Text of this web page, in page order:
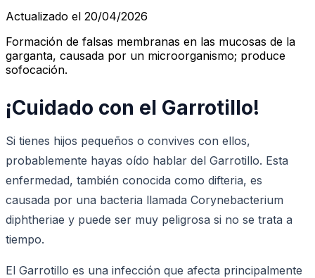
Actualizado el 20/04/2026
Formación de falsas membranas en las mucosas de la
garganta, causada por un microorganismo; produce
sofocación.
¡Cuidado con el Garrotillo!
Si tienes hijos pequeños o convives con ellos,
probablemente hayas oído hablar del Garrotillo. Esta
enfermedad, también conocida como difteria, es
causada por una bacteria llamada Corynebacterium
diphtheriae y puede ser muy peligrosa si no se trata a
tiempo.
El Garrotillo es una infección que afecta principalmente